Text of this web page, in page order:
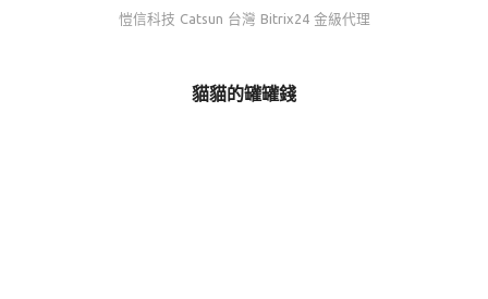
愷信科技 Catsun 台灣 Bitrix24 金級代理
貓貓的罐罐錢